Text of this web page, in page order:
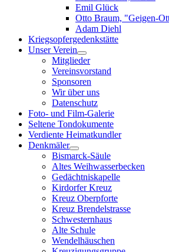
Emil Glück
Otto Braum, "Geigen-
Adam Diehl
Kriegsopfergedenkstätte
Unser Verein
Mitglieder
Vereinsvorstand
Sponsoren
Wir über uns
Datenschutz
Foto- und Film-Galerie
Seltene Tondokumente
Verdiente Heimatkundler
Denkmäler
Bismarck-Säule
Altes Weihwasserbecken
Gedächtniskapelle
Kirdorfer Kreuz
Kreuz Oberpforte
Kreuz Brendelstrasse
Schwesternhaus
Alte Schule
Wendelhäuschen